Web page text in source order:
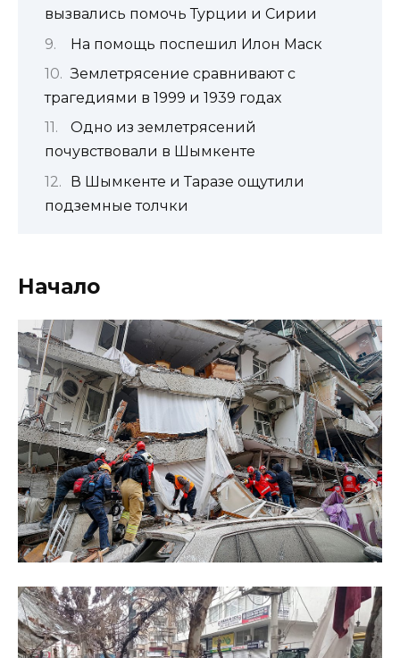
вызвались помочь Турции и Сирии
На помощь поспешил Илон Маск
Землетрясение сравнивают с
трагедиями в 1999 и 1939 годах
Одно из землетрясений
почувствовали в Шымкенте
В Шымкенте и Таразе ощутили
подземные толчки
Начало